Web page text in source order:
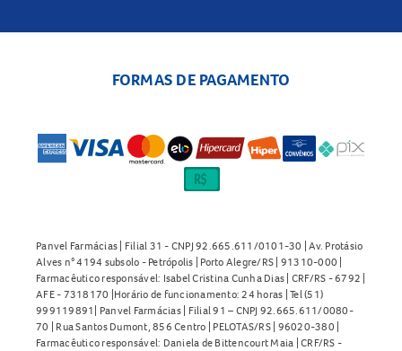
FORMAS DE PAGAMENTO
Panvel Farmácias | Filial 31 - CNPJ 92.665.611/0101-30 | Av. Protásio
Alves n° 4194 subsolo - Petrópolis | Porto Alegre/RS | 91310-000 |
Farmacêutico responsável: Isabel Cristina Cunha Dias | CRF/RS - 6792 |
AFE - 7318170 |Horário de funcionamento: 24 horas | Tel (51)
999119891| Panvel Farmácias | Filial 91 – CNPJ 92.665.611/0080-
70 | Rua Santos Dumont, 856 Centro | PELOTAS/RS | 96020-380 |
Farmacêutico responsável: Daniela de Bittencourt Maia | CRF/RS -